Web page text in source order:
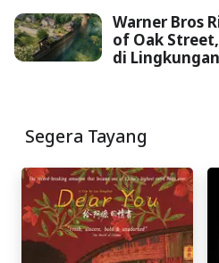
Warner Bros
of Oak
di
Segera Tayang